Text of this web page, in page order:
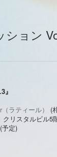
ション
』
ラティール）
(
クリスタルビル5
予定)